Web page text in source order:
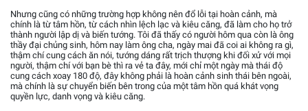
Nhưng cũng có những trường hợp không nên đổ lỗi tại hoàn cảnh, mà
chính là từ tâm hồn, từ cách nhìn lệch lạc và kiêu căng, đã làm cho họ trở
thành người lập dị và biến tướng. Tôi đã thấy có người hôm qua còn là ông
thầy đại chủng sinh, hôm nay làm ông cha, ngày mai đã coi ai không ra gì,
thậm chí cung cách ăn nói, tướng dáng rất trịch thượng khi đối xử với mọi
người, thậm chí với bạn bè thì ra vẻ ta đây, mới chỉ một ngày mà thái độ
cung cách xoay 180 độ, đây không phải là hoàn cảnh sinh thái bên ngoài,
mà chính là sự chuyển biến bên trong của một tâm hồn quá khát vọng
quyền lực, danh vọng và kiêu căng.